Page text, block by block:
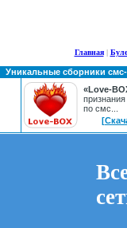
Главная|
Уникальные сборники
«Love-
по смс...